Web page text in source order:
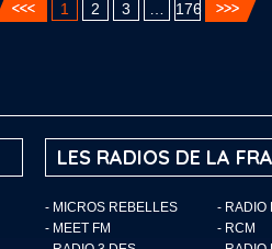
1 2 3 176
LES RADIOS DE LA
- MICROS REBELLES
- RADIO
- MEET FM
- RCM